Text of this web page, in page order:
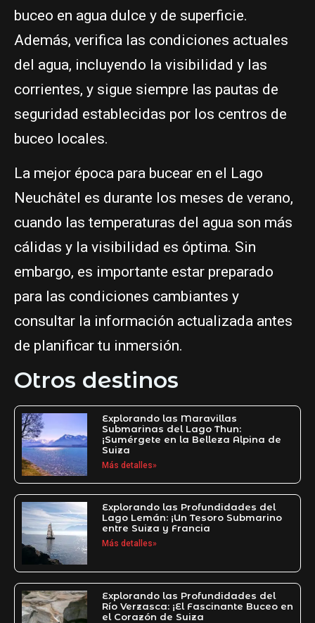
buceo en agua dulce y de superficie.
Además, verifica las condiciones actuales
del agua, incluyendo la visibilidad y las
corrientes, y sigue siempre las pautas de
seguridad establecidas por los centros de
buceo locales.
La mejor época para bucear en el Lago
Neuchâtel es durante los meses de verano,
cuando las temperaturas del agua son más
cálidas y la visibilidad es óptima. Sin
embargo, es importante estar preparado
para las condiciones cambiantes y
consultar la información actualizada antes
de planificar tu inmersión.
Otros destinos
Explorando las Maravillas
Submarinas del Lago Thun:
¡Sumérgete en la Belleza Alpina de
Suiza
Más detalles»
Explorando las Profundidades del
Lago Lemán: ¡Un Tesoro Submarino
entre Suiza y Francia
Más detalles»
Explorando las Profundidades del
Río Verzasca: ¡El Fascinante Buceo en
el Corazón de Suiza